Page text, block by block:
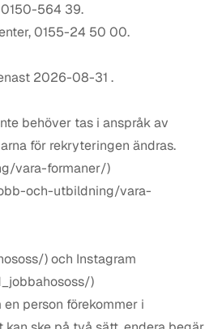
0150-564 39.
0155-24 50 00.
2026-08-31 .
behöver tas i anspråk av
för rekryteringen ändras.
vara-formaner/)
och-utbildning/vara-
) och Instagram
)
person förekommer i